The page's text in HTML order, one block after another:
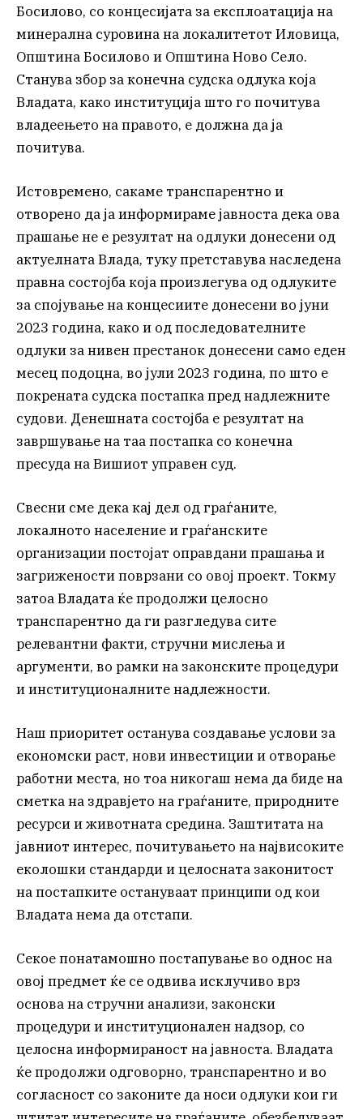
Босилово, со концесијата за експлоатација на
минерална суровина на локалитетот Иловица,
Општина Босилово и Општина Ново Село.
Станува збор за конечна судска одлука која
Владата, како институција што го почитува
владеењето на правото, е должна да ја
почитува.
Истовремено, сакаме транспарентно и
отворено да ја информираме јавноста дека ова
прашање не е резултат на одлуки донесени од
актуелната Влада, туку претставува наследена
правна состојба која произлегува од одлуките
за спојување на концесиите донесени во јуни
2023 година, како и од последователните
одлуки за нивен престанок донесени само еден
месец подоцна, во јули 2023 година, по што е
покрената судска постапка пред надлежните
судови. Денешната состојба е резултат на
завршување на таа постапка со конечна
пресуда на Вишиот управен суд.
Свесни сме дека кај дел од граѓаните,
локалното население и граѓанските
организации постојат оправдани прашања и
загрижености поврзани со овој проект. Токму
затоа Владата ќе продолжи целосно
транспарентно да ги разгледува сите
релевантни факти, стручни мислења и
аргументи, во рамки на законските процедури
и институционалните надлежности.
Наш приоритет останува создавање услови за
економски раст, нови инвестиции и отворање
работни места, но тоа никогаш нема да биде на
сметка на здравјето на граѓаните, природните
ресурси и животната средина. Заштитата на
јавниот интерес, почитувањето на највисоките
еколошки стандарди и целосната законитост
на постапките остануваат принципи од кои
Владата нема да отстапи.
Секое понатамошно постапување во однос на
овој предмет ќе се одвива исклучиво врз
основа на стручни анализи, законски
процедури и институционален надзор, со
целосна информираност на јавноста. Владата
ќе продолжи одговорно, транспарентно и во
согласност со законите да носи одлуки кои ги